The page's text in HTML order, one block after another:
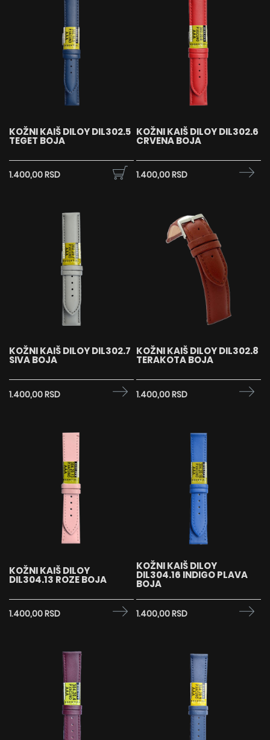
KOŽNI KAIŠ DILOY DIL302.5
TEGET BOJA
1.400,00 RSD
KOŽNI KAIŠ DILOY DIL302.6
CRVENA BOJA
1.400,00 RSD
KOŽNI KAIŠ DILOY DIL302.7
SIVA BOJA
1.400,00 RSD
KOŽNI KAIŠ DILOY DIL302.8
TERAKOTA BOJA
1.400,00 RSD
KOŽNI KAIŠ DILOY
DIL304.13 ROZE BOJA
1.400,00 RSD
KOŽNI KAIŠ DILOY
DIL304.16 INDIGO PLAVA
BOJA
1.400,00 RSD